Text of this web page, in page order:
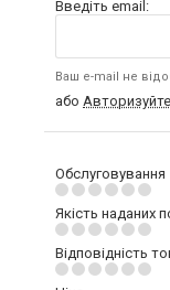
Введіть email:
Ваш e-mail не
або
Обслуговування
Якість наданих
Відповідність